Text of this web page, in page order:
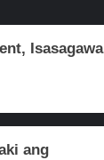
Isasagawa
ang